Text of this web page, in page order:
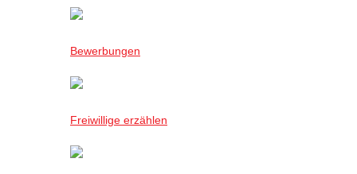
Bewerbungen
Freiwillige erzählen